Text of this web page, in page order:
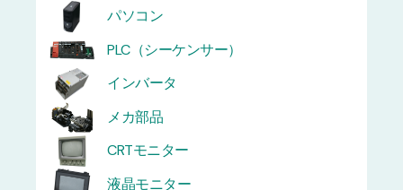
パソコン
PLC（シーケンサー）
インバータ
メカ部品
CRTモニター
液晶モニター